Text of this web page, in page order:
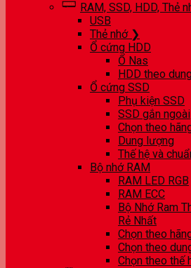
RAM, SSD, HDD, Thẻ
USB
Thẻ nhớ ❯
Ổ cứng HDD
Ổ Nas
HDD theo
Ổ cứng SSD
Phụ kiện SSD
SSD gắn ngoài
Chọn theo
Dung lượng
Thế hệ và
Bộ nhớ RAM
RAM LED RGB
RAM ECC
Bộ Nhớ Ram
Rẻ Nhất
Chọn theo
Chọn theo
Chọn theo thế